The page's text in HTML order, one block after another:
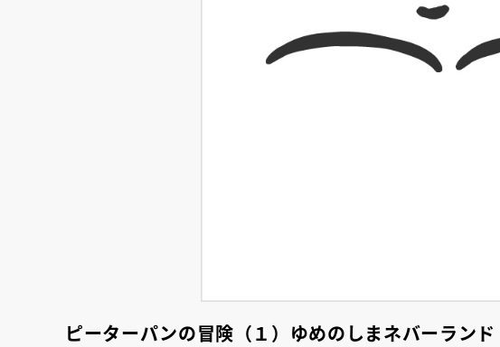
ピーターパンの冒険（１）ゆめのしまネバーランド